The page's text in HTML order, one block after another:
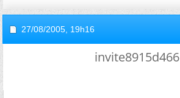
27/08/2005, 19h16
invite8915d466